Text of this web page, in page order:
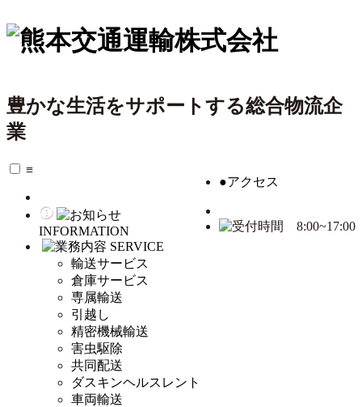
豊かな生活をサポートする総合物流企
業
●アクセス
≡
INFORMATION
SERVICE
輸送サービス
倉庫サービス
専属輸送
引越し
精密機械輸送
害虫駆除
共同配送
ダスキンヘルスレント
車両輸送